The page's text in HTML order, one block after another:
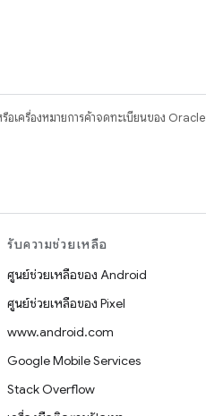
อเครื่องหมายการค้าจดทะเบียนของ Oracle
รับความช่วยเหลือ
ศูนย์ช่วยเหลือของ Android
ศูนย์ช่วยเหลือของ Pixel
www.android.com
Google Mobile Services
Stack Overflow